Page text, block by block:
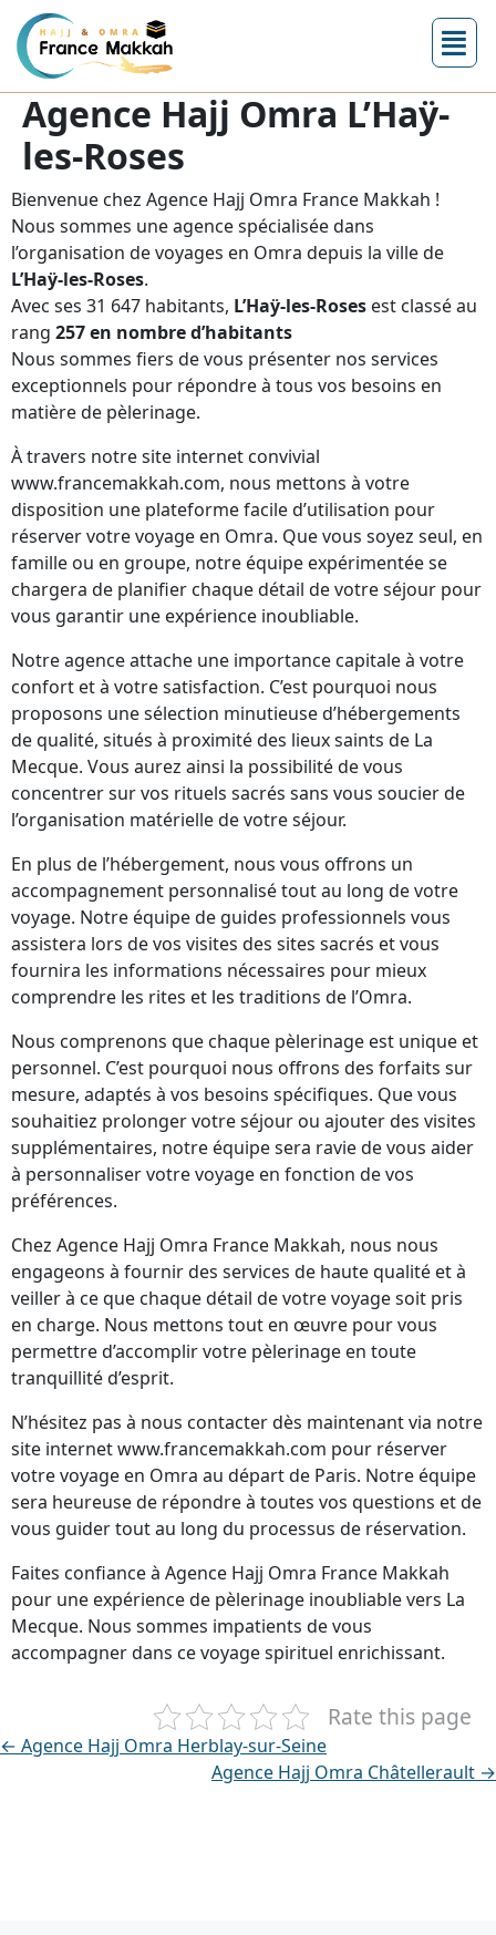
Agence Hajj Omra L’Haÿ-
les-Roses
Bienvenue chez Agence Hajj Omra France Makkah !
Nous sommes une agence spécialisée dans
l’organisation de voyages en Omra depuis la ville de
L’Haÿ-les-Roses.
Avec ses 31 647 habitants, L’Haÿ-les-Roses est classé au
rang 257 en nombre d’habitants
Nous sommes fiers de vous présenter nos services
exceptionnels pour répondre à tous vos besoins en
matière de pèlerinage.
À travers notre site internet convivial
www.francemakkah.com, nous mettons à votre
disposition une plateforme facile d’utilisation pour
réserver votre voyage en Omra. Que vous soyez seul, en
famille ou en groupe, notre équipe expérimentée se
chargera de planifier chaque détail de votre séjour pour
vous garantir une expérience inoubliable.
Notre agence attache une importance capitale à votre
confort et à votre satisfaction. C’est pourquoi nous
proposons une sélection minutieuse d’hébergements
de qualité, situés à proximité des lieux saints de La
Mecque. Vous aurez ainsi la possibilité de vous
concentrer sur vos rituels sacrés sans vous soucier de
l’organisation matérielle de votre séjour.
En plus de l’hébergement, nous vous offrons un
accompagnement personnalisé tout au long de votre
voyage. Notre équipe de guides professionnels vous
assistera lors de vos visites des sites sacrés et vous
fournira les informations nécessaires pour mieux
comprendre les rites et les traditions de l’Omra.
Nous comprenons que chaque pèlerinage est unique et
personnel. C’est pourquoi nous offrons des forfaits sur
mesure, adaptés à vos besoins spécifiques. Que vous
souhaitiez prolonger votre séjour ou ajouter des visites
supplémentaires, notre équipe sera ravie de vous aider
à personnaliser votre voyage en fonction de vos
préférences.
Chez Agence Hajj Omra France Makkah, nous nous
engageons à fournir des services de haute qualité et à
veiller à ce que chaque détail de votre voyage soit pris
en charge. Nous mettons tout en œuvre pour vous
permettre d’accomplir votre pèlerinage en toute
tranquillité d’esprit.
N’hésitez pas à nous contacter dès maintenant via notre
site internet www.francemakkah.com pour réserver
votre voyage en Omra au départ de Paris. Notre équipe
sera heureuse de répondre à toutes vos questions et de
vous guider tout au long du processus de réservation.
Faites confiance à Agence Hajj Omra France Makkah
pour une expérience de pèlerinage inoubliable vers La
Mecque. Nous sommes impatients de vous
accompagner dans ce voyage spirituel enrichissant.
Rate this page
← Agence Hajj Omra Herblay-sur-Seine
Agence Hajj Omra Châtellerault →